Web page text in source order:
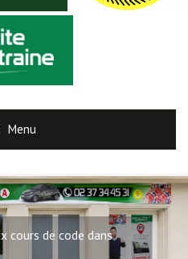
Menu
cours de code dans